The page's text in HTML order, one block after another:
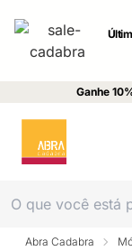
Ganhe
Abra Cadabra